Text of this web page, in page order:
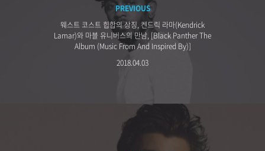
PREVIOUS
웨스트 코스트 힙합의 상징, 켄드릭 라마(Kendrick
Lamar)와 마블 유니버스의 만남, [Black Panther The
Album (Music From And Inspired By)]
2018.04.03